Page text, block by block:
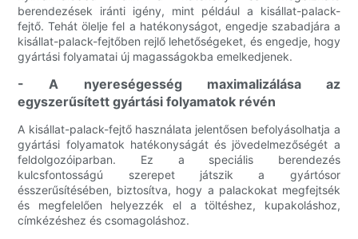
berendezések iránti igény, mint például a kisállat-palack-
fejtő. Tehát ölelje fel a hatékonyságot, engedje szabadjára a
kisállat-palack-fejtőben rejlő lehetőségeket, és engedje, hogy
gyártási folyamatai új magasságokba emelkedjenek.
- A nyereségesség maximalizálása az
egyszerűsített gyártási folyamatok révén
A kisállat-palack-fejtő használata jelentősen befolyásolhatja a
gyártási folyamatok hatékonyságát és jövedelmezőségét a
feldolgozóiparban. Ez a speciális berendezés
kulcsfontosságú szerepet játszik a gyártósor
ésszerűsítésében, biztosítva, hogy a palackokat megfejtsék
és megfelelően helyezzék el a töltéshez, kupakoláshoz,
címkézéshez és csomagoláshoz.